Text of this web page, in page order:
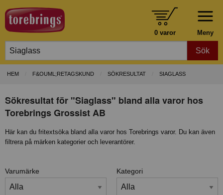
Meny
0 varor
Sök
HEM F&OUML;RETAGSKUND SÖKRESULTAT SIAGLASS
Sökresultat för "Siaglass" bland alla varor hos
Torebrings Grossist AB
Här kan du fritextsöka bland alla varor hos Torebrings varor. Du kan även
filtrera på märken kategorier och leverantörer.
Varumärke Kategori